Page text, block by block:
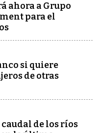
ahora a Grupo
para el
si quiere
de otras
de los ríos